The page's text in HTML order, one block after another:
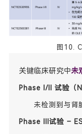
图10.
关键临床研究中未
Phase I/II 试验（
未检测到与肾
Phase III试验 –